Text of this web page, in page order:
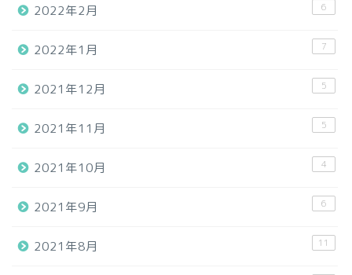
2022年2月 6
2022年1月 7
2021年12月 5
2021年11月 5
2021年10月 4
2021年9月 6
2021年8月 11